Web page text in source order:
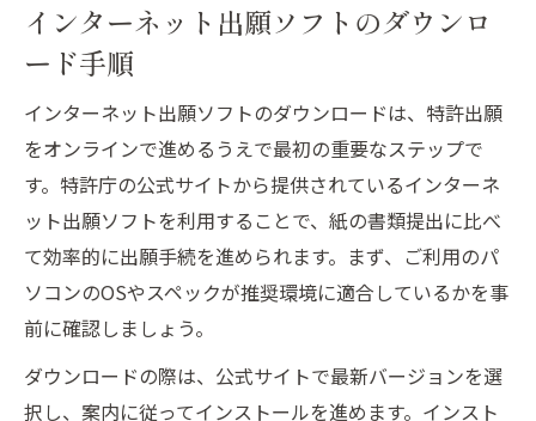
インターネット出願ソフトのダウンロ
ード手順
インターネット出願ソフトのダウンロードは、特許出願
をオンラインで進めるうえで最初の重要なステップで
す。特許庁の公式サイトから提供されているインターネ
ット出願ソフトを利用することで、紙の書類提出に比べ
て効率的に出願手続を進められます。まず、ご利用のパ
ソコンのOSやスペックが推奨環境に適合しているかを事
前に確認しましょう。
ダウンロードの際は、公式サイトで最新バージョンを選
択し、案内に従ってインストールを進めます。インスト